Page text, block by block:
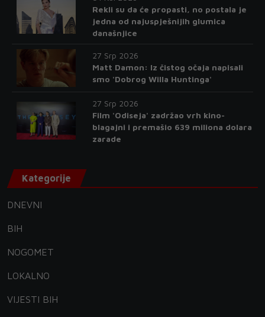
Rekli su da će propasti, no postala je
jedna od najuspješnijih glumica
današnjice
27 Srp 2026
Matt Damon: Iz čistog očaja napisali
smo 'Dobrog Willa Huntinga'
27 Srp 2026
Film 'Odiseja' zadržao vrh kino-
blagajni i premašio 639 miliona dolara
zarade
Kategorije
DNEVNI
BIH
NOGOMET
LOKALNO
VIJESTI BIH